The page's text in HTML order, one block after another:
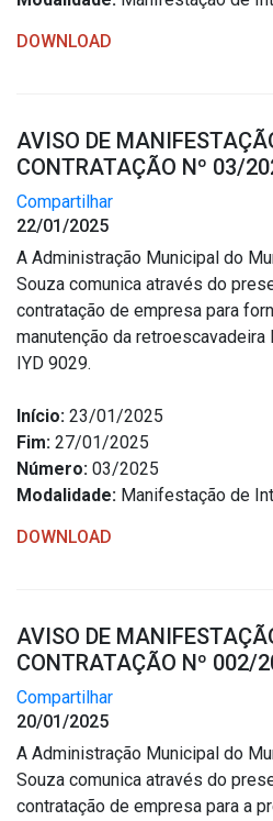
DOWNLOAD
AVISO DE
CONTRATAÇÃO Nº 03/
Compartilhar
22/01/2025
A Administração Municipal do
Souza comunica através do
contratação de empresa para
manutenção da retroescavadeira
IYD 9029.
Início: 23/01/2025
Fim: 27/01/2025
Número: 03/2025
Modalidade: Manifestação de
DOWNLOAD
AVISO DE
CONTRATAÇÃO Nº 002/
Compartilhar
20/01/2025
A Administração Municipal do
Souza comunica através do
contratação de empresa para a